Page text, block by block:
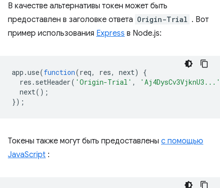
В качестве альтернативы токен может быть
предоставлен в заголовке ответа Origin-Trial . Вот
пример использования Express в Node.js:
app .use(function(req, res, next)
{
res . setHeader( 'Origin-Trial' ,
'Aj4DysCv3VjknU3...'
next();
});
Токены также могут быть предоставлены с помощью
JavaScript :